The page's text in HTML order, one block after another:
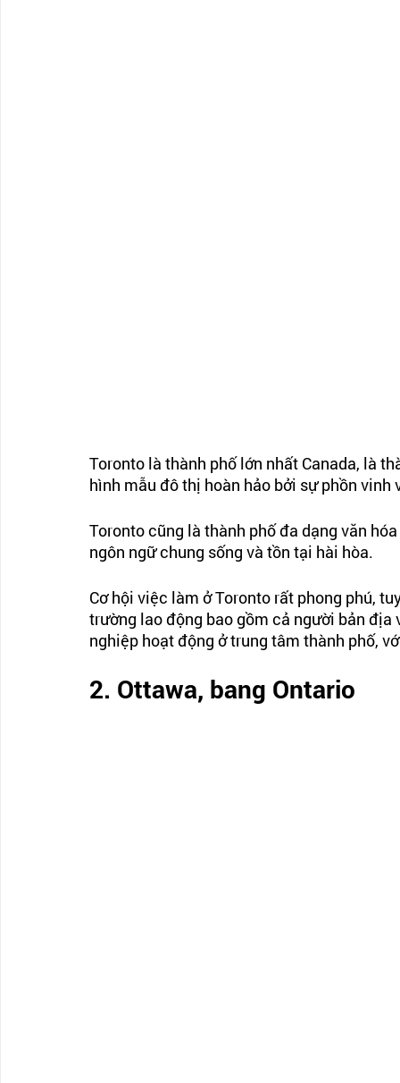
Toronto là thành phố lớn nhất Canada, là
hình mẫu đô thị hoàn hảo bởi sự phồn
Toronto cũng là thành phố đa dạng văn
ngôn ngữ chung sống và tồn tại hài hòa.
Cơ hội việc làm ở Toronto rất phong phú,
trường lao động bao gồm cả người bản
nghiệp hoạt động ở trung tâm thành phố,
2. Ottawa, bang Ontario